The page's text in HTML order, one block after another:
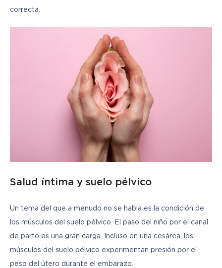
correcta.
Salud íntima y suelo pélvico
Un tema del que a menudo no se habla es la condición de
los músculos del suelo pélvico. El paso del niño por el canal
de parto es una gran carga. Incluso en una cesárea, los
músculos del suelo pélvico experimentan presión por el
peso del útero durante el embarazo.